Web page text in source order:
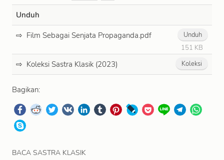
Unduh
Unduh
151 KB
Film Sebagai Senjata Propaganda.pdf
Koleksi
Koleksi Sastra Klasik (2023)
Bagikan:
BACA SASTRA KLASIK